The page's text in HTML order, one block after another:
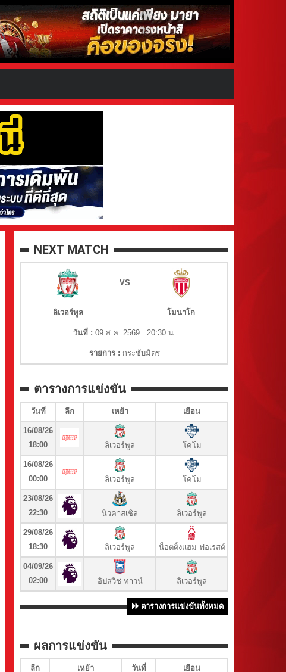
NEXT MATCH
VS
ลิเวอร์พูล โมนาโก
วันที่ : 09 ส.ค. 2569 20:30 น.
รายการ : กระชับมิตร
ตารางการแข่งขัน
วันที่ ลีก เหย้า เยือน
16/08/26
18:00
ลิเวอร์พูล โคโม
16/08/26
00:00
ลิเวอร์พูล โคโม
23/08/26
22:30
นิวคาสเซิล ลิเวอร์พูล
29/08/26
18:30
ลิเวอร์พูล น็อตติ้งแฮม ฟอเรสต์
04/09/26
02:00
อิปสวิช ทาวน์ ลิเวอร์พูล
ตารางการแข่งขันทั้งหมด
ผลการแข่งขัน
ลีก เหย้า วันที่ เยือน